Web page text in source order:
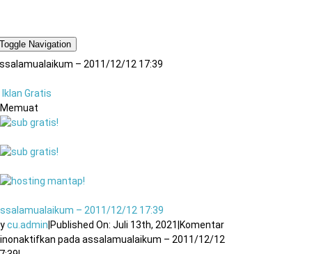
Toggle Navigation
– 2011/12/12 17:39
Iklan Gratis
Memuat
– 2011/12/12 17:39
cu.admin Published On: Juli 13th, 2021 Komentar
pada assalamualaikum – 2011/12/12